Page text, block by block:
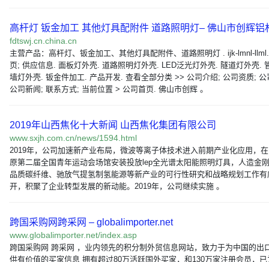
高杆灯 钣金加工 其他灯具配附件 道路照明灯– 佛山市创辉
fdtswj.cn.china.cn
主营产品：高杆灯、钣金加工、其他灯具配附件、道路照明灯 . ijk-lmnl-
页; 供应信息. 面板灯外壳. 道路照明灯外壳. LED泛光灯外壳. 隧道灯外壳.
墙灯外壳. 钣金件加工. 产品开发. 查看全部分类 >> 公司介绍; 公司资质; 公
公司新闻; 联系方式; 当前位置 > 公司首页. 佛山市创辉 。
2019年山西焦化十大新闻 山西焦化集团有限公司
www.sxjh.com.cn/news/1594.html
2019年，公司加速新产业布局，微波等离子体技术进入前期产业化应用，
原第二届全国青年运动会场馆安装投放lep全光谱太阳能照明灯具，人造金
品质碳纤维、驰放气提氢制氢能源等新产业的可行性研究和战略规划工作有
开，积聚了企业转型发展的新动能。2019年，公司继续实施 。
跨国采购网跨采网 – globalimporter.net
www.globalimporter.net/index.asp
跨国采购网 跨采网 ，业内领先的积分制外贸信息网站，致力于为中国的出
供有价值的买家信息 拥有超过80万活跃国外买家，和130万家注册会员，